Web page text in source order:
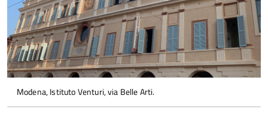
Modena, Istituto Venturi, via Belle Arti.